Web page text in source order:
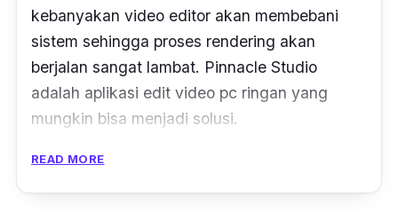
kebanyakan video editor akan membebani
sistem sehingga proses rendering akan
berjalan sangat lambat. Pinnacle Studio
adalah aplikasi edit video pc ringan yang
mungkin bisa menjadi solusi.
Aplikasi ini hanya tersedia untuk Windows
READ MORE